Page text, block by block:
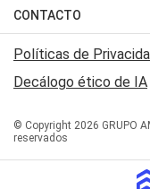
Judiciales
Economia
Trucos caseros
Series y Películas
Edictos y Solicitadas
Mundial
Automovilismo
Rugby
Básquet
Canal 7 en Vivo
San Juan 8
CONTACTO
Acerca de Nosotros
Contactanos
Políticas de
Decálogo ético de IA
© Copyright 2026 GRUPO
reservados